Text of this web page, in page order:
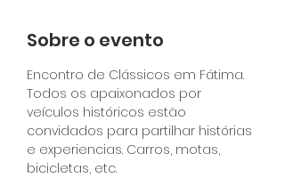
Sobre o evento
Encontro de Clássicos em Fátima.
Todos os apaixonados por
veículos históricos estão
convidados para partilhar histórias
e experiencias. Carros, motas,
bicicletas, etc.